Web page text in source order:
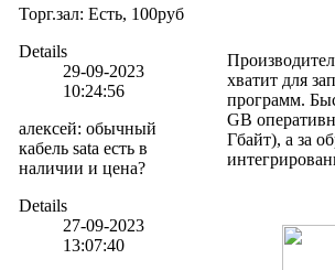
Торг.зал: Есть, 100руб
Details
29-09-2023
10:24:56
алексей: обычный
кабель sata есть в
наличии и цена?
Details
27-09-2023
13:07:40
хватит для
программ.
GB
Гбайт), а за